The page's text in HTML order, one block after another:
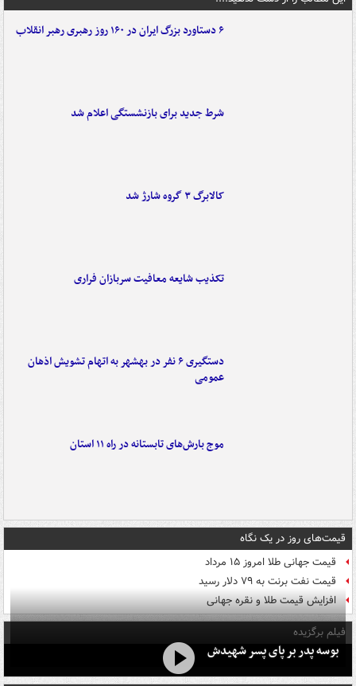
۶ دستاورد بزرگ ایران در ۱۶۰ روز رهبری رهبر انقلاب
شرط جدید برای بازنشستگی اعلام شد
کالابرگ ۳ گروه شارژ شد
تکذیب شایعه معافیت سربازان فراری
دستگیری ۶ نفر در بهشهر به اتهام تشویش اذهان
عمومی
موج بارش‌های تابستانه در راه ۱۱ استان
قیمت‌های روز در یک نگاه
قیمت جهانی طلا امروز ۱۵ مرداد
قیمت نفت برنت به ۷۹ دلار رسید
افزایش قیمت طلا و نقره جهانی
فیلم برگزیده
بوسه‌ پدر بر پای پسر شهیدش